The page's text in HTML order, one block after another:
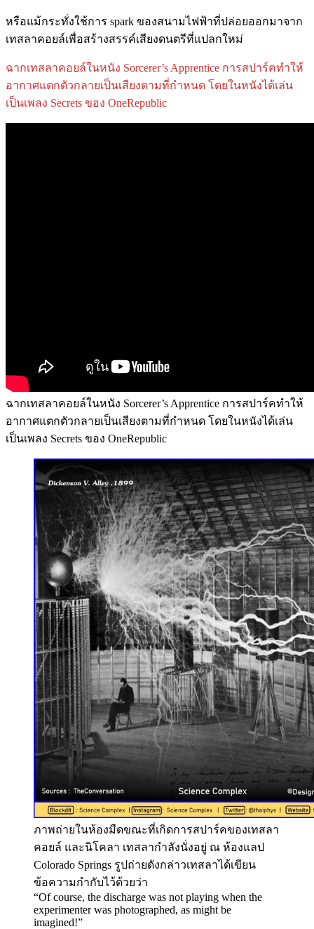
หรือแม้กระทั่งใช้การ spark ของสนามไฟฟ้าที่ปล่อยออกมาจาก
เทสลาคอยล์เพื่อสร้างสรรค์เสียงดนตรีที่แปลกใหม่
ฉากเทสลาคอยล์ในหนัง Sorcerer’s Apprentice การสปาร์คทำให้
อากาศแตกตัวกลายเป็นเสียงตามที่กำหนด โดยในหนังได้เล่น
เป็นเพลง Secrets ของ OneRepublic
ฉากเทสลาคอยล์ในหนัง Sorcerer’s Apprentice การสปาร์คทำให้
อากาศแตกตัวกลายเป็นเสียงตามที่กำหนด โดยในหนังได้เล่น
เป็นเพลง Secrets ของ OneRepublic
ภาพถ่ายในห้องมืดขณะที่เกิดการสปาร์คของเทสลา
คอยล์ และนิโคลา เทสลากำลังนั่งอยู่ ณ ห้องแลป
Colorado Springs รูปถ่ายดังกล่าวเทสลาได้เขียน
ข้อความกำกับไว้ด้วยว่า
“Of course, the discharge was not playing when the
experimenter was photographed, as might be
imagined!”